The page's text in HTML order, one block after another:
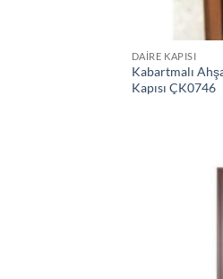
DAIRE KAPISI
Kabartmalı
Kapısı ÇK0746